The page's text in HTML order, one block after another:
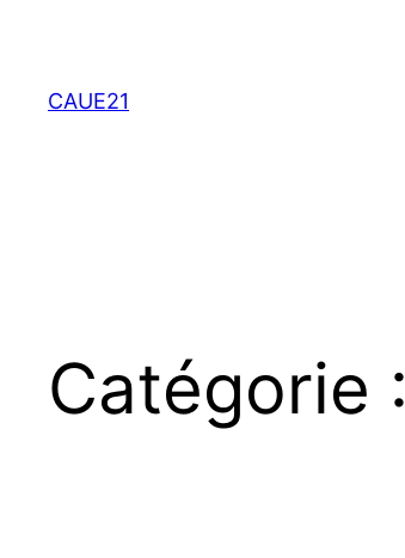
contenu
CAUE21
Catégorie :